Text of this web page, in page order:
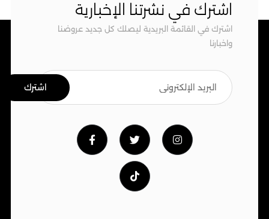
اشترك في نشرتنا الإخبارية
اشترك في القائمة البريدية ليصلك كل جديد عروضنا
واخبارنا